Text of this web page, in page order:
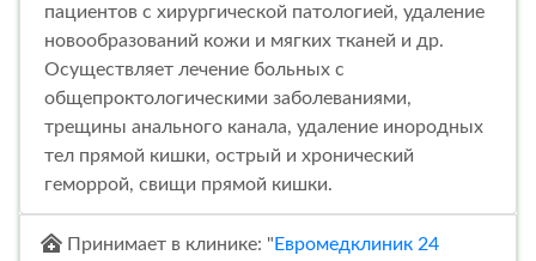
пациентов с хирургической патологией, удаление
новообразований кожи и мягких тканей и др.
Осуществляет лечение больных с
общепроктологическими заболеваниями,
трещины анального канала, удаление инородных
тел прямой кишки, острый и хронический
геморрой, свищи прямой кишки.
Принимает в клинике: " Евромедклиник 24